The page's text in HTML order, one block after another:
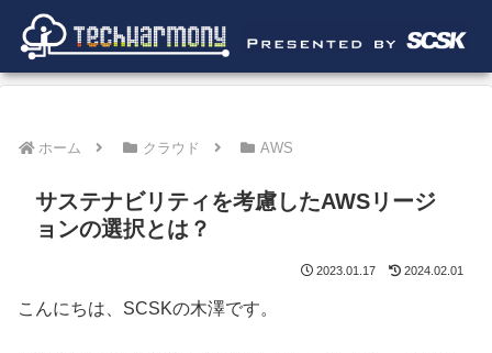
ホーム クラウド AWS
サステナビリティを考慮したAWSリージ
ョンの選択とは？
2023.01.17 2024.02.01
こんにちは、SCSKの木澤です。